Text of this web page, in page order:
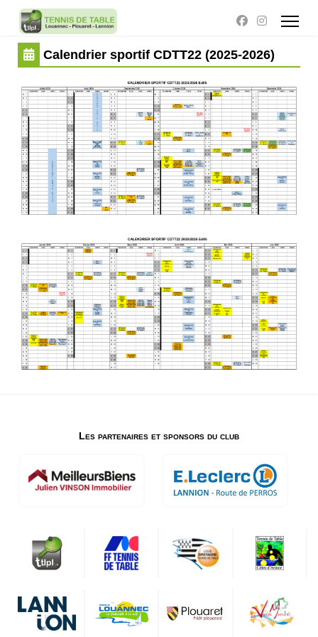
Calendrier sportif CDTT22 (2025-2026)
Les partenaires et sponsors du club